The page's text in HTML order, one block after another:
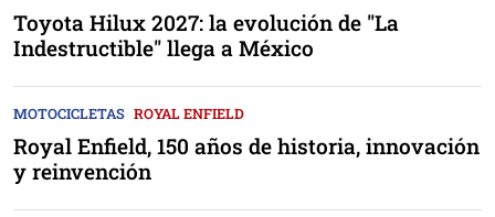
Toyota Hilux 2027: la evolución de "La
Indestructible" llega a México
MOTOCICLETAS ROYAL ENFIELD
Royal Enfield, 150 años de historia, innovación
y reinvención